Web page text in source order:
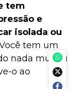
tem
e
isolada ou
tem um
nada mudou
o ao